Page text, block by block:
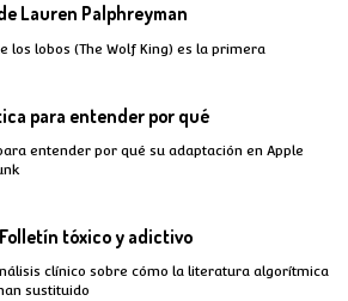
de Lauren Palphreyman
los lobos (The Wolf King) es la primera
para entender por qué
entender por qué su adaptación en Apple
Folletín tóxico y adictivo
análisis clínico sobre cómo la literatura algorítmica
sustituido